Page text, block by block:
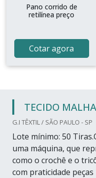
Pano corrido de
retilínea preço
Cotar agora
TECIDO
G.I TÊXTIL / SÃO PAULO - SP
Lote mínimo: 50
uma máquina, que
como o crochê e o
com praticidade